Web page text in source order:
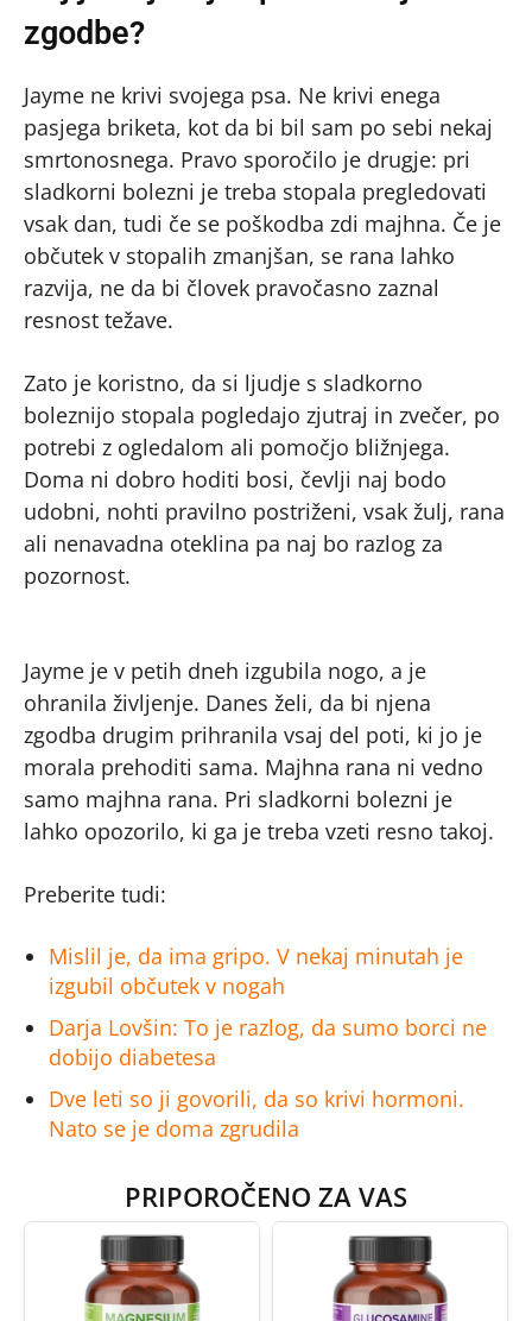
zgodbe?
Jayme ne krivi svojega psa. Ne krivi enega
pasjega briketa, kot da bi bil sam po sebi nekaj
smrtonosnega. Pravo sporočilo je drugje: pri
sladkorni bolezni je treba stopala pregledovati
vsak dan, tudi če se poškodba zdi majhna. Če je
občutek v stopalih zmanjšan, se rana lahko
razvija, ne da bi človek pravočasno zaznal
resnost težave.
Zato je koristno, da si ljudje s sladkorno
boleznijo stopala pogledajo zjutraj in zvečer, po
potrebi z ogledalom ali pomočjo bližnjega.
Doma ni dobro hoditi bosi, čevlji naj bodo
udobni, nohti pravilno postriženi, vsak žulj, rana
ali nenavadna oteklina pa naj bo razlog za
pozornost.
Jayme je v petih dneh izgubila nogo, a je
ohranila življenje. Danes želi, da bi njena
zgodba drugim prihranila vsaj del poti, ki jo je
morala prehoditi sama. Majhna rana ni vedno
samo majhna rana. Pri sladkorni bolezni je
lahko opozorilo, ki ga je treba vzeti resno takoj.
Preberite tudi:
Mislil je, da ima gripo. V nekaj minutah je
izgubil občutek v nogah
Darja Lovšin: To je razlog, da sumo borci ne
dobijo diabetesa
Dve leti so ji govorili, da so krivi hormoni.
Nato se je doma zgrudila
PRIPOROČENO ZA VAS